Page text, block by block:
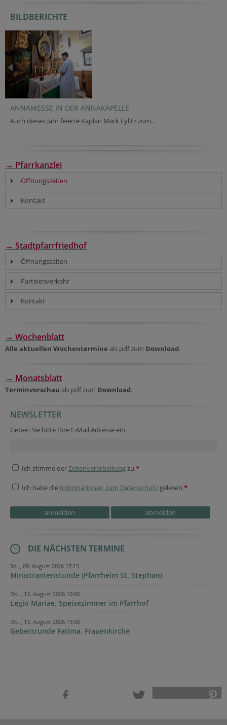
BILDBERICHTE
ANNAMESSE IN DER ANNAKAPELLE
Auch dieses Jahr feierte Kaplan Mark Eylitz zum...
→ Pfarrkanzlei
Öffnungszeiten
Kontakt
→ Stadtpfarrfriedhof
Öffnungszeiten
Parteienverkehr
Kontakt
→ Wochenblatt
Alle aktuellen Wochentermine als pdf zum Download.
→ Monatsblatt
Terminvorschau als pdf zum Download.
Secondary phone
Session ID
Secondary phone
Company website
Secondary phone
Company website
Security token
NEWSLETTER
Geben Sie bitte Ihre E-Mail Adresse ein
Ich stimme der Datenverarbeitungzu.*
Ich habe die Informationen zum Datenschutz gelesen.*
DIE NÄCHSTEN TERMINE
So.., 09. August 2026 17:15
Ministrantenstunde (Pfarrheim St. Stephan)
Do.., 13. August 2026 10:00
Legio Mariae, Speisezimmer im Pfarrhof
Do.., 13. August 2026 15:00
Gebetsrunde Fatima, Frauenkirche